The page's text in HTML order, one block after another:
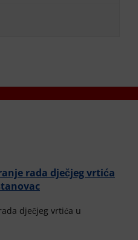
rada dječjeg vrtića
dječjeg vrtića u